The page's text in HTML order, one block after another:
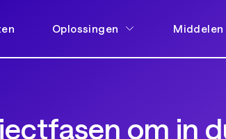
Oplossingen Middelen
om in